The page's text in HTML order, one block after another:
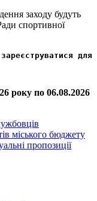
заходу будуть
спортивної
для
року по 06.08.2026
міського бюджету
пропозиції